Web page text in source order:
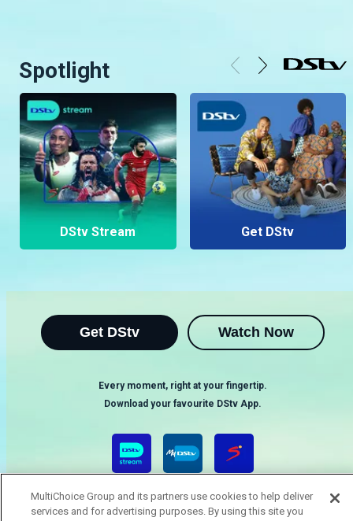
Spotlight
DStv Stream Get DStv
Get DStv Watch Now
Every moment, right at your fingertip.
Download your favourite DStv App.
MultiChoice Group and its partners use cookies to help deliver
services and for advertising purposes. By using this site you